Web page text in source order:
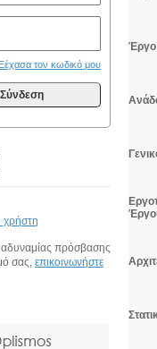
τον κωδικό μου
Σύνδεση
χρήστη
πρόσβασης
σας, επικοινωνήστε